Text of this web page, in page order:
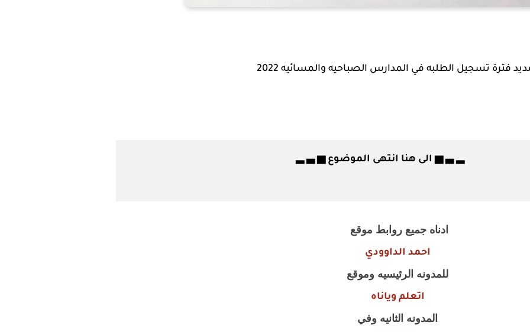
فترة تسجيل الطلبه في المدارس الصباحيه والمسائيه 2022
▂ ▃ ▅ الى هنا انتهى الموضوع ▅ ▃ ▂
ادناه جميع روابط موقع
احمد الداوودي
للمدونه الرئيسيه وموقع
اتعلم وياناه
المدونه الثانيه وفي